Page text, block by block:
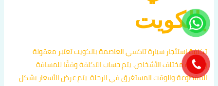
بالكويت
تكلفة استئجار سيارة تاكسي العاصمة بالكويت تعتبر معقولة
وتناسب مختلف الأشخاص. يتم حساب التكلفة وفقًا للمسافة
المقطوعة والوقت المستغرق في الرحلة. يتم عرض الأسعار بشكل